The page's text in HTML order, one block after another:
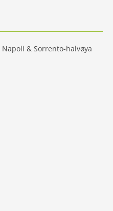
Napoli & Sorrento-halvøya